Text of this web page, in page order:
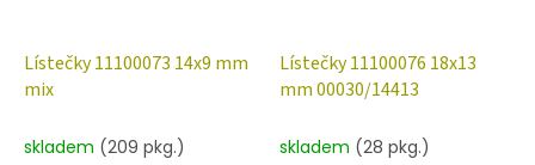
Lístečky 11100073 14x9 mm
mix
skladem (209 pkg.)
Lístečky 11100076 18x13
mm 00030/14413
skladem (28 pkg.)